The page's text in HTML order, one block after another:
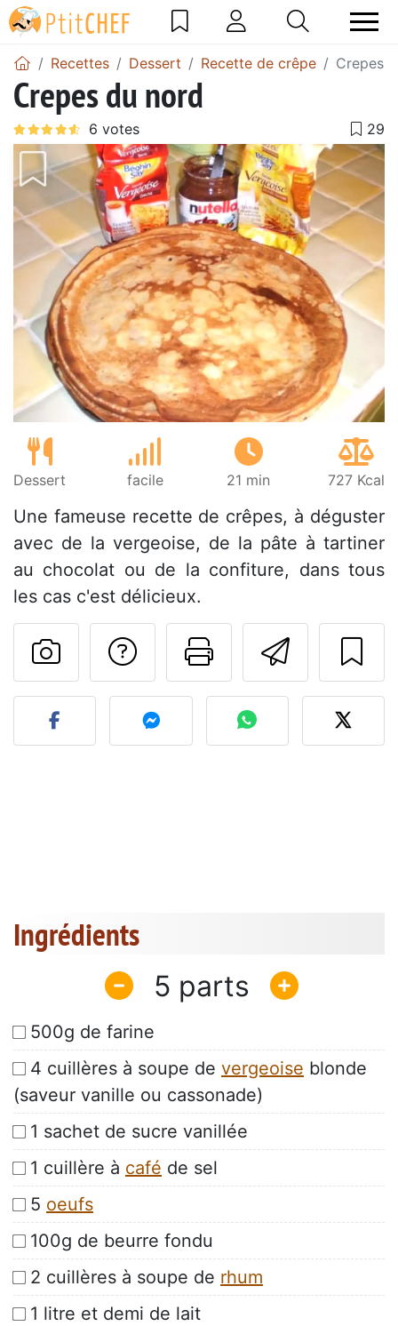
Recettes Dessert Recette de crêpe Crepes
Crepes du nord
Dessert facile 21 min 727 Kcal
Une fameuse recette de crêpes, à déguster
avec de la vergeoise, de la pâte à tartiner
au chocolat ou de la confiture, dans tous
les cas c'est délicieux.
Imprimer
Poser une
Publier votre photo de
Ingrédients
5
500g de farine
4 cuillères à soupe de vergeoise blonde
(saveur vanille ou cassonade)
1 sachet de sucre vanillée
1 cuillère à café de sel
5 oeufs
100g de beurre fondu
2 cuillères à soupe de rhum
1 litre et demi de lait